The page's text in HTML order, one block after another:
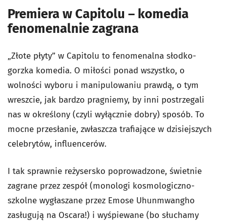
Premiera w Capitolu – komedia
fenomenalnie zagrana
„Złote płyty” w Capitolu to fenomenalna słodko-
gorzka komedia. O miłości ponad wszystko, o
wolności wyboru i manipulowaniu prawdą, o tym
wreszcie, jak bardzo pragniemy, by inni postrzegali
nas w określony (czyli wyłącznie dobry) sposób. To
mocne przesłanie, zwłaszcza trafiające w dzisiejszych
celebrytów, influencerów.
I tak sprawnie reżysersko poprowadzone, świetnie
zagrane przez zespół (monologi kosmologiczno-
szkolne wygłaszane przez Emose Uhunmwangho
zasługują na Oscara!) i wyśpiewane (bo słuchamy